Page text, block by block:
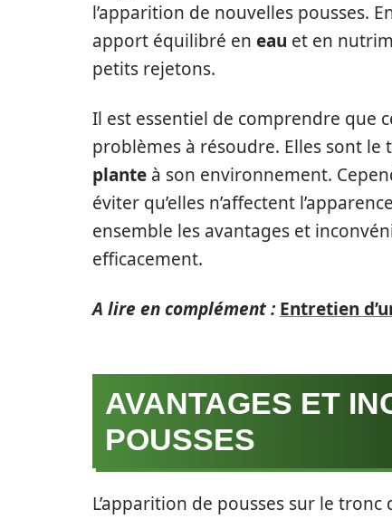
l’apparition de nouvelles pousses.
apport équilibré en eau et en
petits rejetons.
Il est essentiel de comprendre que
problèmes à résoudre. Elles sont le
plante à son environnement.
éviter qu’elles n’affectent
ensemble les avantages et
efficacement.
A lire en complément : Entretien
AVANTAGES ET
POUSSES
L’apparition de pousses sur le tronc